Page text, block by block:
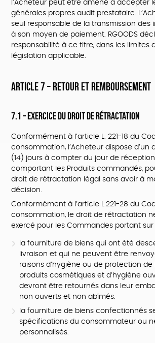
l’Acheteur peut être amené à accepter
générales propres audit prestataire.
seul responsable de la transmission des
à son moyen de paiement. RGOODS
responsabilité à ce titre, dans les limites
législation applicable.
ARTICLE 7 – RETOUR ET REMBOURSEMENT
7.1 – Exercice du droit de rétractation
Conformément à l’article L. 221-18 du
consommation, l’Acheteur dispose d’un
(14) jours à compter du jour de
comportant les Produits commandés,
droit de rétractation légal sans avoir à
décision.
Conformément à l’article L.221-28 du
consommation, le droit de rétractation
exercé pour les Commandes portant sur
la fourniture de biens qui ont été
livraison et qui ne peuvent être
raisons d’hygiène ou de protection de
produits cosmétiques et d’hygiène
devront être retournés dans leur
non ouverts et non abîmés.
la fourniture de biens confectionnés
spécifications du consommateur ou
personnalisés.